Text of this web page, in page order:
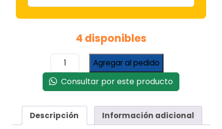
4 disponibles
Quemador
Para
Horno
-
de
Cocina
Agregar al pedido
Consultar por este producto
Descripción Información adicional